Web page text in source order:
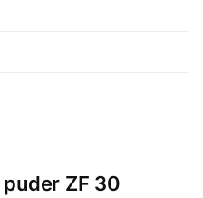
ZF 30